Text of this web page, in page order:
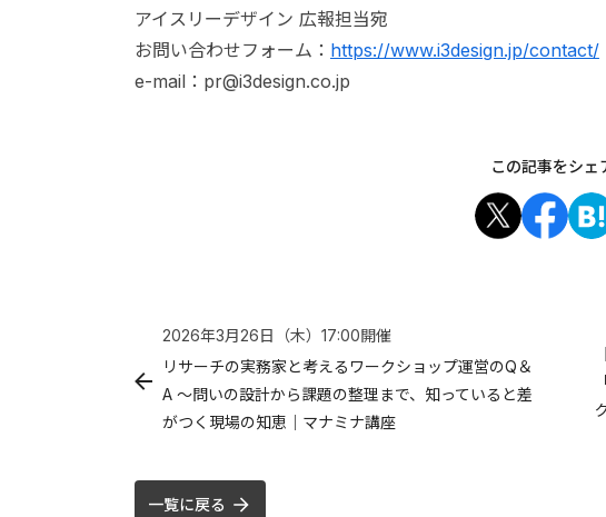
アイスリーデザイン 広報担当宛
お問い合わせフォーム： https://www.i3design.jp/contact/
e-mail：pr@i3design.co.jp
この記事をシェ
2026年3月26日（木）17:00開催
リサーチの実務家と考えるワークショップ運営のQ＆
A 〜問いの設計から課題の整理まで、知っていると差
がつく現場の知恵｜マナミナ講座
一覧に戻る